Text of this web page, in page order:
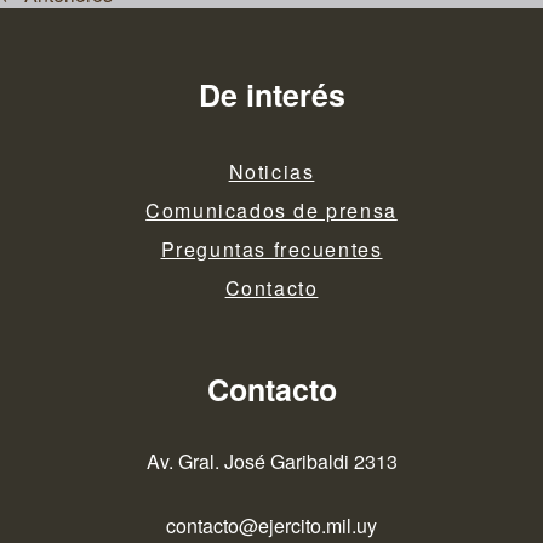
de
De interés
Noticias
Comunicados de prensa
Preguntas frecuentes
Contacto
Contacto
Av. Gral. José Garibaldi 2313
contacto@ejercito.mil.uy